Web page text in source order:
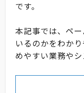
です。
本記事では、ペ
いるのかをわか
めやすい業務やシ